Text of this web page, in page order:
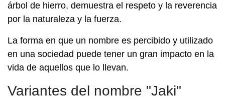
árbol de hierro, demuestra el respeto y la reverencia
por la naturaleza y la fuerza.
La forma en que un nombre es percibido y utilizado
en una sociedad puede tener un gran impacto en la
vida de aquellos que lo llevan.
Variantes del nombre "Jaki"